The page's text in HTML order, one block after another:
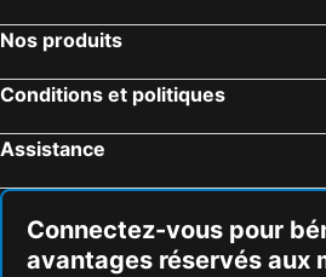
Nos produits
Conditions et politiques
Assistance
Connectez-vous pour
avantages réservés aux